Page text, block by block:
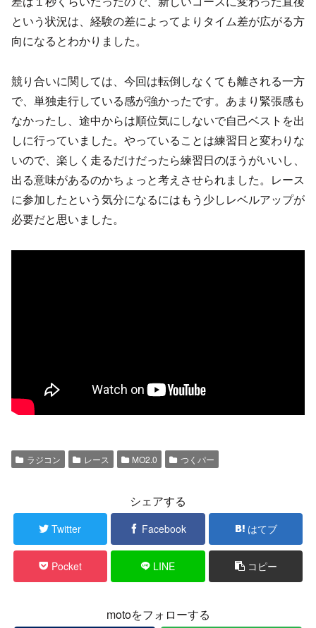
という状況は、経験の差によってよりタイム差が広がる方
向になるとわかりました。
競り合いに関しては、今回は転倒しなくても離される一方
で、単独走行している感が強かったです。あまり緊張感も
なかったし、途中からは順位気にしないで自己ベストを出
しに行っていました。やっていることは練習日と変わりな
いので、楽しく走るだけだったら練習日のほうがいいし、
出る意味があるのかちょっと考えさせられました。レース
に参加したという気分になるにはもう少しレベルアップが
必要だと思いました。
ラジコン レース MO2.0 つくパー
シェアする
Twitter Facebook はてブ
Pocket LINE コピー
motoをフォローする